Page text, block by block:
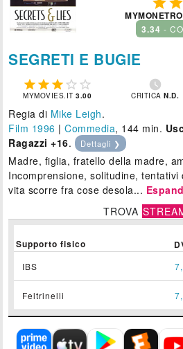
MYMONETRO
3.34 -
SEGRETI E BUGIE
    
MYMOVIES.IT3.00

CRITICAN.D.
Regia di Mike Leigh.
Film 1996 |Commedia, 144 min.
Ragazzi +16. Dettagli ❯
Madre, figlia, fratello della madre,
Incomprensione, solitudine,
vita scorre fra cose desola...
TROVA
Supporto fisico
IBS
Feltrinelli